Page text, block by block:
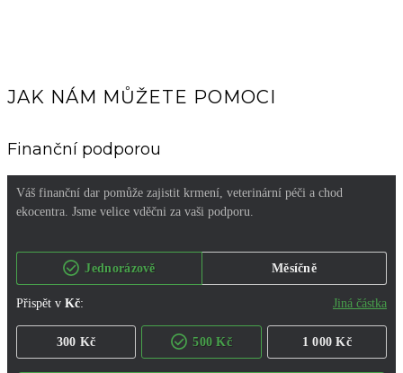
JAK NÁM MŮŽETE POMOCI
Finanční podporou